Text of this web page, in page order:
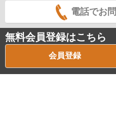
電話でお
無料会員登録はこちら
会員登録